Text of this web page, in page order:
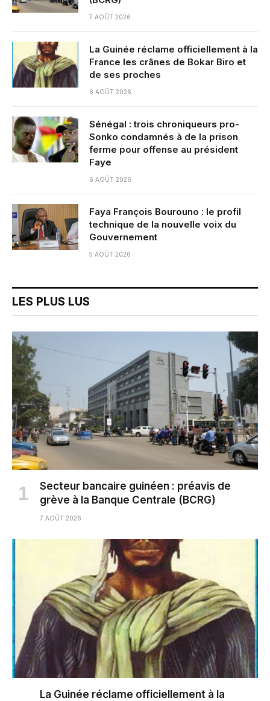
7 AOÛT 2026
La Guinée réclame officiellement à la
France les crânes de Bokar Biro et
de ses proches
6 AOÛT 2026
Sénégal : trois chroniqueurs pro-
Sonko condamnés à de la prison
ferme pour offense au président
Faye
6 AOÛT 2026
Faya François Bourouno : le profil
technique de la nouvelle voix du
Gouvernement
5 AOÛT 2026
LES PLUS LUS
Secteur bancaire guinéen : préavis de
grève à la Banque Centrale (BCRG)
7 AOÛT 2026
La Guinée réclame officiellement à la